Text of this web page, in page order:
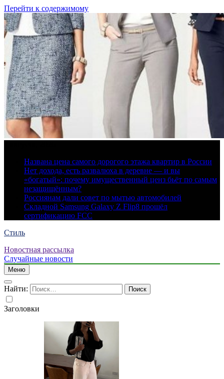
Перейти к содержимому
Названа цена самого дорогого этажа квартир в России
Нет дохода, есть развалюха в деревне — и вы
«богатый»: почему имущественный ценз бьёт по самым
незащищённым?
Россиянам дали совет по мытью автомобилей
Складной Samsung Galaxy Z Flip8 прошёл
сертификацию FCC
Стиль
Новостная рассылка
Случайные новости
Меню
Найти:
Заголовки